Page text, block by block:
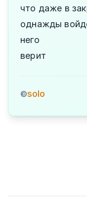
что даже в
однажды
него
верит
©solo